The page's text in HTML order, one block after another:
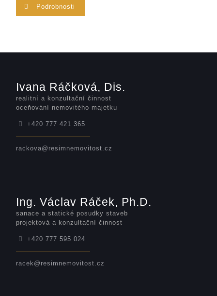
Podrobnosti
Ivana Ráčková, Dis.
realitní a konzultační činnost
oceňování nemovitého majetku
+420 777 421 365
rackova@resimnemovitost.cz
Ing. Václav Ráček, Ph.D.
sanace a statické posudky staveb
projektová a konzultační činnost
+420 777 595 024
racek@resimnemovitost.cz